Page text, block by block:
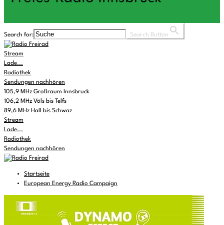
Search for: Search Button
Stream
Lade...
Radiothek
Sendungen nachhören
105,9 MHz Großraum Innsbruck
106,2 MHz Völs bis Telfs
89,6 MHz Hall bis Schwaz
Stream
Lade...
Radiothek
Sendungen nachhören
Startseite
European Energy Radio Campaign